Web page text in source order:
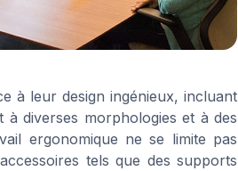
à leur design ingénieux, incluant
diverses morphologies et à des
ergonomique ne se limite pas
tels que des supports